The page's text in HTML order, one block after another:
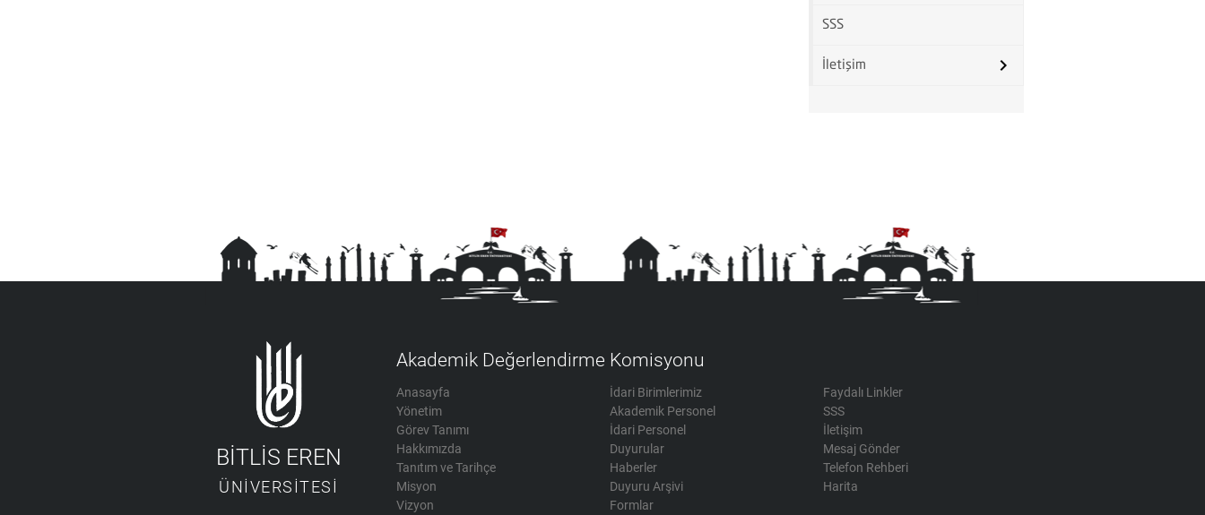
SSS
İletişim keyboard_arrow_right
BİTLİS EREN
ÜNİVERSİTESİ
Akademik Değerlendirme Komisyonu
Anasayfa
Yönetim
Görev Tanımı
Hakkımızda
Tanıtım ve Tarihçe
Misyon
Vizyon
İdari Birimlerimiz
Akademik Personel
İdari Personel
Duyurular
Haberler
Duyuru Arşivi
Formlar
Faydalı Linkler
SSS
İletişim
Mesaj Gönder
Telefon Rehberi
Harita